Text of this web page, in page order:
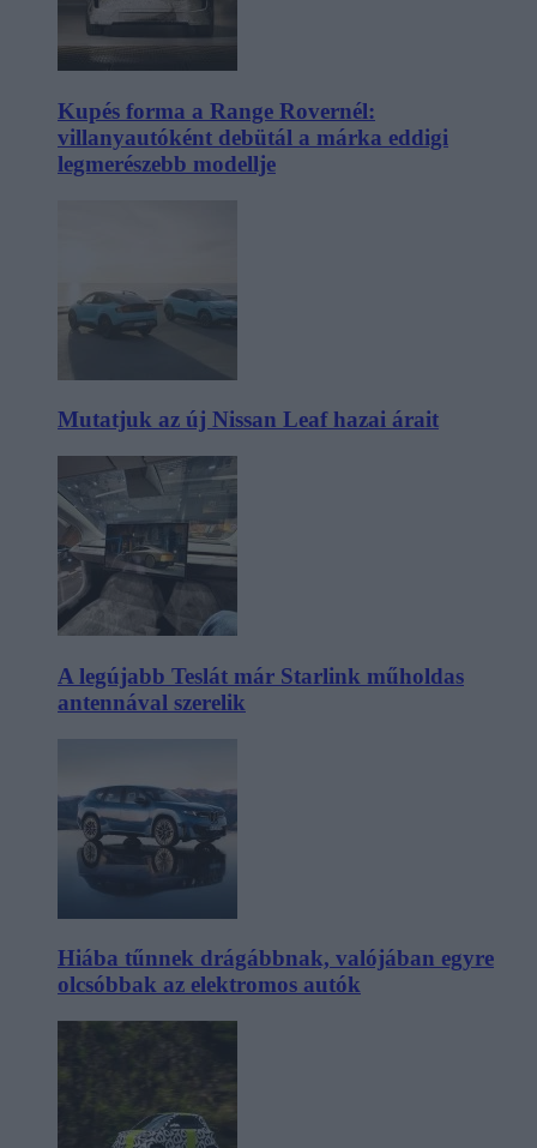
Kupés forma a Range Rovernél:
villanyautóként debütál a márka eddigi
legmerészebb modellje
Mutatjuk az új Nissan Leaf hazai árait
A legújabb Teslát már Starlink műholdas
antennával szerelik
Hiába tűnnek drágábbnak, valójában egyre
olcsóbbak az elektromos autók